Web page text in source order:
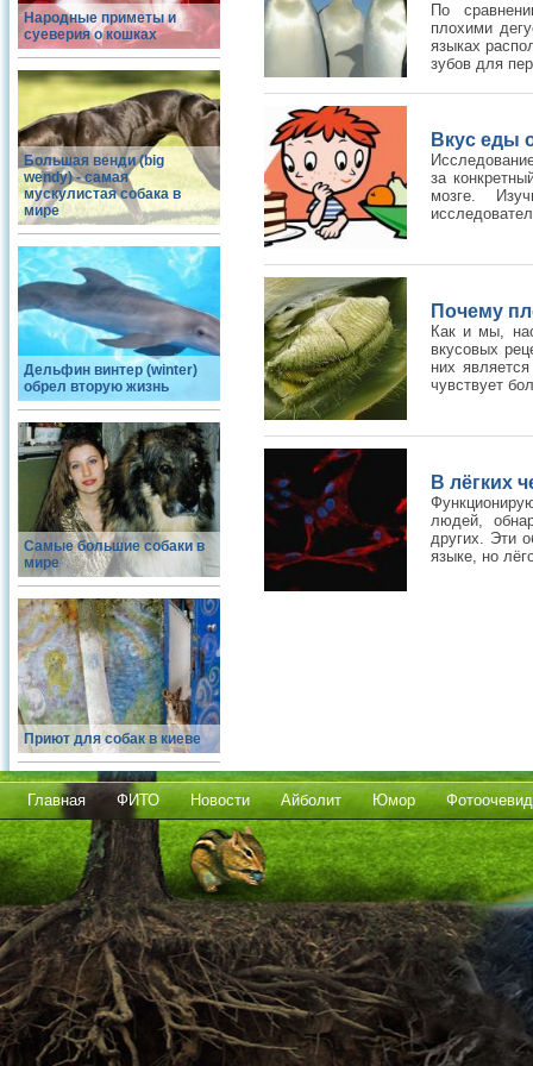
Народные приметы и
суеверия о кошках
Большая венди (big
wendy) - самая
мускулистая собака в
мире
Дельфин винтер (winter)
обрел вторую жизнь
Самые большие собаки в
мире
Приют для собак в киеве
По
плохими
языках
зубов для
Вкус еды
за
мозге.
Почему
Как и мы,
вкусовых
них
чувствует
В лёгких
людей,
других. Эти
языке, но
Главная ФИТО Новости Айболит Юмор